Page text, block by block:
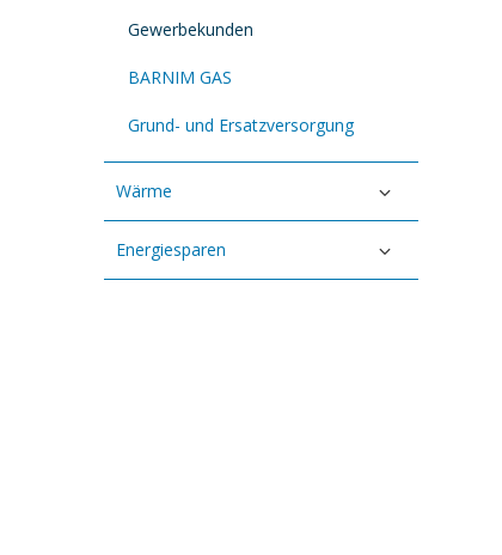
Gewerbekunden
BARNIM GAS
Grund- und Ersatzversorgung
Wärme
Energiesparen